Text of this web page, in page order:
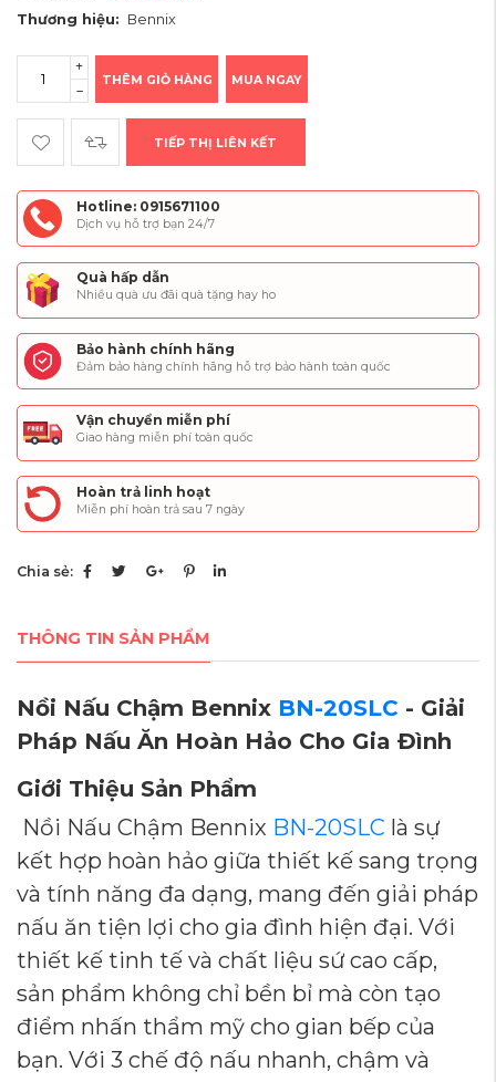
Thương hiệu: Bennix
THÊM GIỎ HÀNG MUA NGAY
TIẾP THỊ LIÊN KẾT
Hotline: 0915671100
Dịch vụ hỗ trợ bạn 24/7
Quà hấp dẫn
Nhiều quà ưu đãi quà tặng hay ho
Bảo hành chính hãng
Đảm bảo hàng chính hãng hỗ trợ bảo hành toàn quốc
Vận chuyển miễn phí
Giao hàng miễn phí toàn quốc
Hoàn trả linh hoạt
Miễn phí hoàn trả sau 7 ngày
Chia sẻ:
THÔNG TIN SẢN PHẨM
Nồi Nấu Chậm Bennix BN-20SLC - Giải
Pháp Nấu Ăn Hoàn Hảo Cho Gia Đình
Giới Thiệu Sản Phẩm
Nồi Nấu Chậm Bennix BN-20SLC là sự
kết hợp hoàn hảo giữa thiết kế sang trọng
và tính năng đa dạng, mang đến giải pháp
nấu ăn tiện lợi cho gia đình hiện đại. Với
thiết kế tinh tế và chất liệu sứ cao cấp,
sản phẩm không chỉ bền bỉ mà còn tạo
điểm nhấn thẩm mỹ cho gian bếp của
bạn. Với 3 chế độ nấu nhanh, chậm và